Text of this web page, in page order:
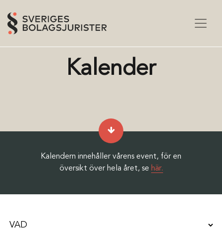
Kalender
Kalendern innehåller vårens event, för en
översikt över hela året, se här.